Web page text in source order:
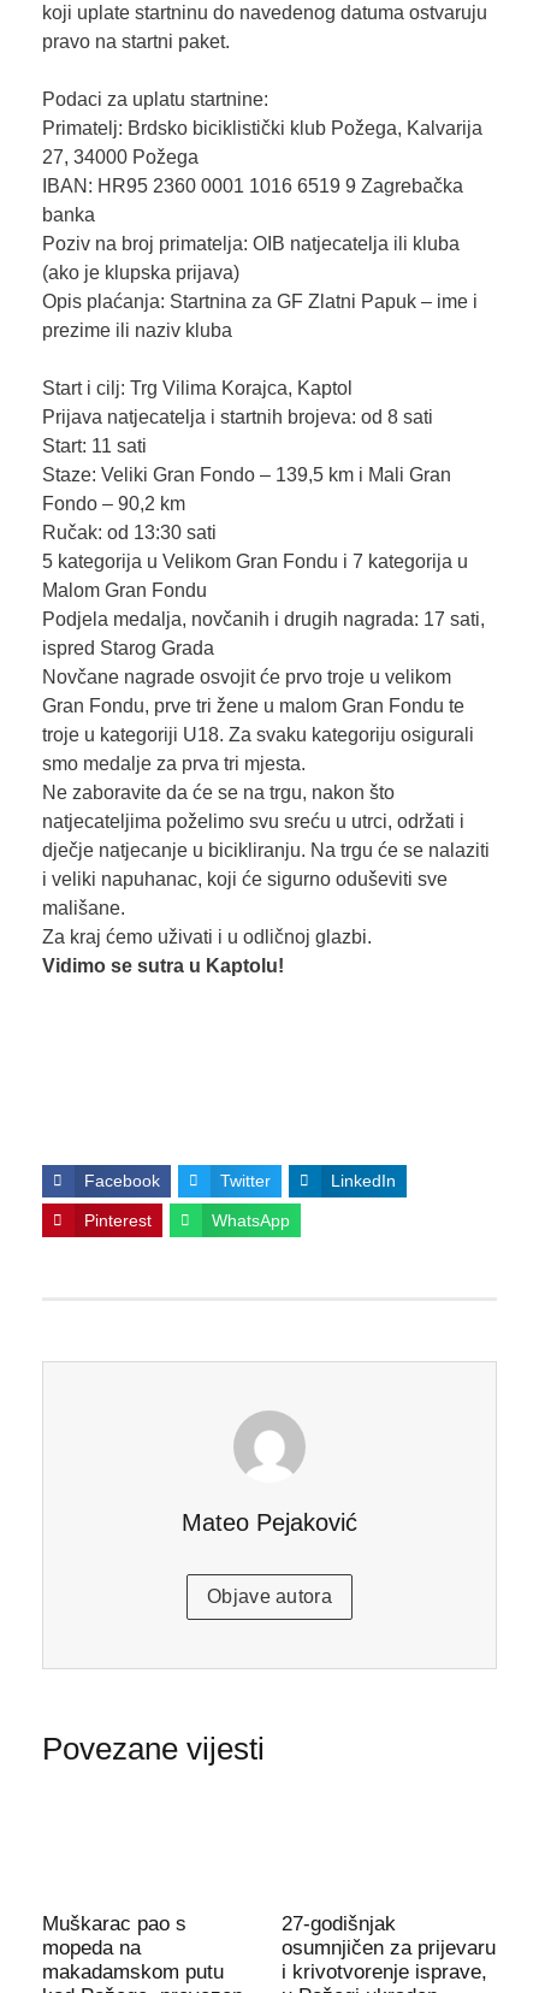
koji uplate startninu do navedenog datuma ostvaruju
pravo na startni paket.
Podaci za uplatu startnine:
Primatelj: Brdsko biciklistički klub Požega, Kalvarija
27, 34000 Požega
IBAN: HR95 2360 0001 1016 6519 9 Zagrebačka
banka
Poziv na broj primatelja: OIB natjecatelja ili kluba
(ako je klupska prijava)
Opis plaćanja: Startnina za GF Zlatni Papuk – ime i
prezime ili naziv kluba
Start i cilj: Trg Vilima Korajca, Kaptol
Prijava natjecatelja i startnih brojeva: od 8 sati
Start: 11 sati
Staze: Veliki Gran Fondo – 139,5 km i Mali Gran
Fondo – 90,2 km
Ručak: od 13:30 sati
5 kategorija u Velikom Gran Fondu i 7 kategorija u
Malom Gran Fondu
Podjela medalja, novčanih i drugih nagrada: 17 sati,
ispred Starog Grada
Novčane nagrade osvojit će prvo troje u velikom
Gran Fondu, prve tri žene u malom Gran Fondu te
troje u kategoriji U18. Za svaku kategoriju osigurali
smo medalje za prva tri mjesta.
Ne zaboravite da će se na trgu, nakon što
natjecateljima poželimo svu sreću u utrci, održati i
dječje natjecanje u bicikliranju. Na trgu će se nalaziti
i veliki napuhanac, koji će sigurno oduševiti sve
mališane.
Za kraj ćemo uživati i u odličnoj glazbi.
Vidimo se sutra u Kaptolu!
Facebook Twitter LinkedIn
Pinterest WhatsApp
Mateo Pejaković
Objave autora
Povezane vijesti
Muškarac pao s
mopeda na
makadamskom putu
27-godišnjak
osumnjičen za prijevaru
i krivotvorenje isprave,